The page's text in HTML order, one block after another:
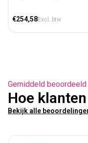
Normale prijs
€254,58Excl. btw
Gemiddeld beoordeeld
Hoe
Bekijk alle